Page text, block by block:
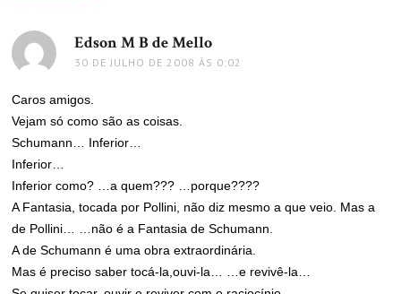
Edson M B de Mello
30 DE JULHO DE 2008 ÀS 0:02
Caros amigos.
Vejam só como são as coisas.
Schumann… Inferior…
Inferior…
Inferior como? …a quem??? …porque????
A Fantasia, tocada por Pollini, não diz mesmo a que veio. Mas a
de Pollini… …não é a Fantasia de Schumann.
A de Schumann é uma obra extraordinária.
Mas é preciso saber tocá-la,ouvi-la… …e revivê-la…